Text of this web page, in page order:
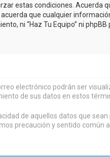
estas condiciones. Acuerda
que cualquier
ni “Haz Tu Equipo” ni
electrónico podrán ser
de sus datos en estos
de aquellos datos que
precaución y sentido común